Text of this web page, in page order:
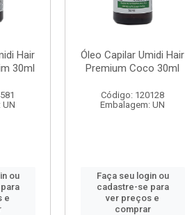
Hair
30ml
UN
ou
e
Óleo Capilar Umidi Hair
Premium Coco 30ml
Código: 120128
Embalagem: UN
Faça seu login ou
cadastre-se para
ver preços e
comprar